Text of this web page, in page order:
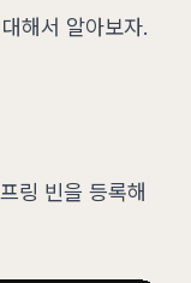
해서 알아보자.
링 빈을 등록해